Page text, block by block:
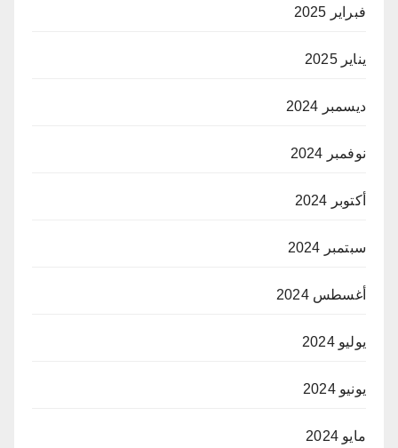
فبراير 2025
يناير 2025
ديسمبر 2024
نوفمبر 2024
أكتوبر 2024
سبتمبر 2024
أغسطس 2024
يوليو 2024
يونيو 2024
مايو 2024